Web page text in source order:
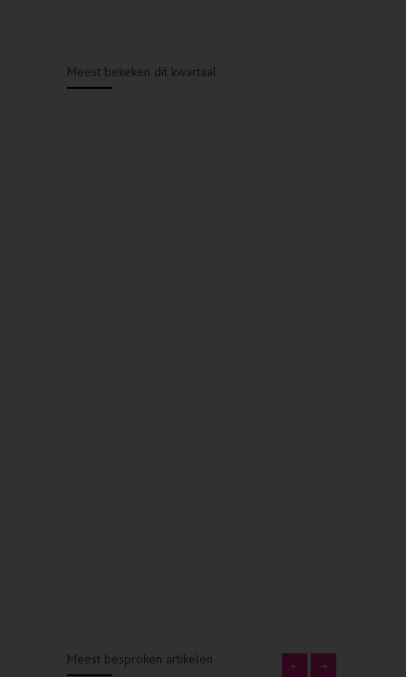
Meest bekeken dit kwartaal
Meest besproken artikelen